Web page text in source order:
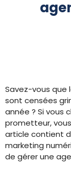
Savez-vous que
sont censées
année ? Si vous
prometteur,
article contient
marketing
de gérer une